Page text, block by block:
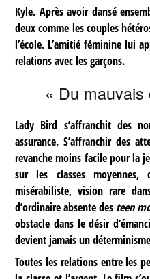
Kyle. Après avoir dansé
deux comme les couples
l’école. L’amitié féminine lui
relations avec les garçons.
« Du
Lady Bird s’affranchit des
assurance. S’affranchir des
revanche moins facile pour la
sur les classes moyennes,
misérabiliste, vision rare
d’ordinaire absente des teen
obstacle dans le désir
devient jamais un
Toutes les relations entre les